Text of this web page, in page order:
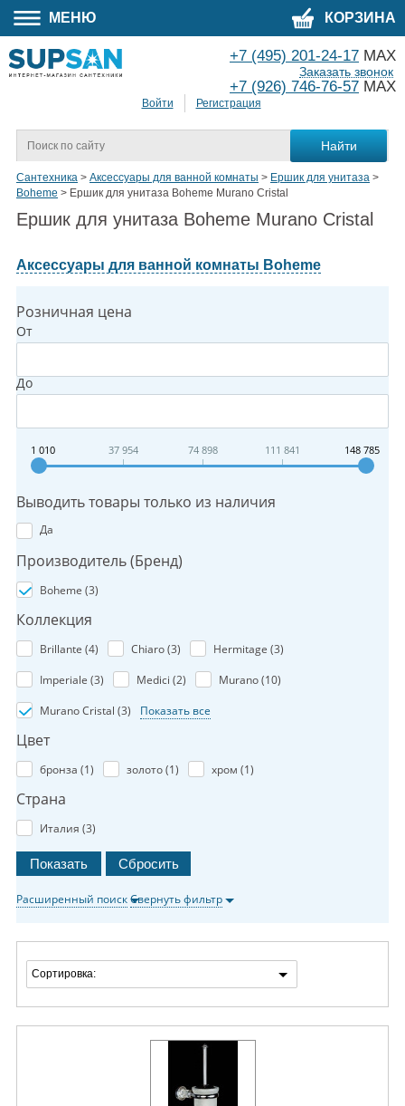
МЕНЮ КОРЗИНА
Войти Регистрация
+7 (495) 201-24-17 MAX
+7 (926) 746-76-57 MAX
Заказать звонок
Сантехника > Аксессуары для ванной комнаты > Ершик для унитаза >
Boheme > Ершик для унитаза Boheme Murano Cristal
Ершик для унитаза Boheme Murano Cristal
Аксессуары для ванной комнаты Boheme
Розничная цена
От
До
1 010 37 954 74 898 111 841 148 785
Выводить товары только из наличия
Да
Производитель (Бренд)
Boheme (3)
Коллекция
Brillante (4) Chiaro (3) Hermitage (3)
Imperiale (3) Medici (2) Murano (10)
Murano Cristal (3) Показать все
Цвет
бронза (1) золото (1) хром (1)
Страна
Италия (3)
Расширенный поискСвернуть фильтр
Сортировка: